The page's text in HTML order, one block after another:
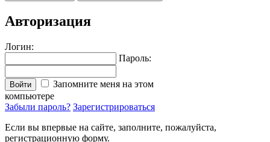
Авторизация
Логин:
Пароль:
Войти
Запомните меня на этом
компьютере
Забыли пароль? Зарегистрироваться
Если вы впервые на сайте, заполните, пожалуйста,
регистрационную форму.